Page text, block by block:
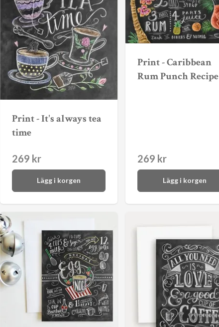
Print - It's always tea
time
269 kr
Lägg i korgen
Print - Caribbean
Rum Punch Recipe
269 kr
Lägg i korgen